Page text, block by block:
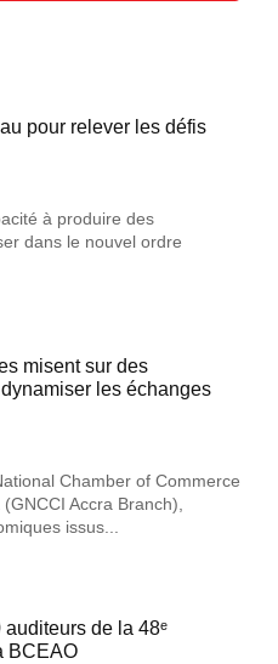
pour relever les défis
à produire des
dans le nouvel ordre
misent sur des
les échanges
Chamber of Commerce
Accra Branch),
issus...
de la 48ᵉ
BCEAO